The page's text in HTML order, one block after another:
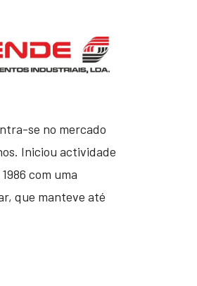
se no mercado
Iniciou actividade
com uma
que manteve até